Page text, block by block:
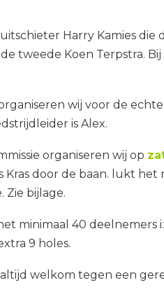
Harry Kamies die
tweede Koen Terpstra.
wij voor de
is Alex.
organiseren wij op
Kras door de baan. lukt
Zie bijlage.
minimaal 40 deelnemers
9 holes.
welkom tegen een